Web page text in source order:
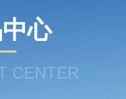
心
CENTER